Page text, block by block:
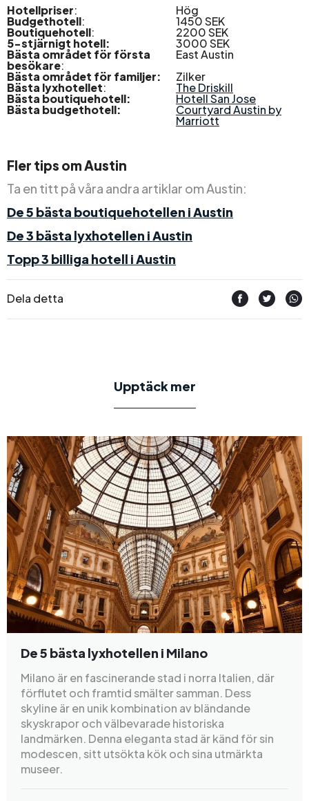
Hotellpriser: Hög
Budgethotell: 1450 SEK
Boutiquehotell: 2200 SEK
5-stjärnigt hotell: 3000 SEK
Bästa området för första
besökare:
East Austin
Bästa området för familjer:
Zilker
Bästa lyxhotellet: The Driskill
Bästa boutiquehotell: Hotell San Jose
Bästa budgethotell: Courtyard Austin by
Marriott
Fler tips om Austin
Ta en titt på våra andra artiklar om Austin:
De 5 bästa boutiquehotellen i Austin
De 3 bästa lyxhotellen i Austin
Topp 3 billiga hotell i Austin
Dela detta
Upptäck mer
De 5 bästa lyxhotellen i Milano
Milano är en fascinerande stad i norra Italien, där
förflutet och framtid smälter samman. Dess
skyline är en unik kombination av bländande
skyskrapor och välbevarade historiska
landmärken. Denna eleganta stad är känd för sin
modescen, sitt utsökta kök och sina utmärkta
museer.